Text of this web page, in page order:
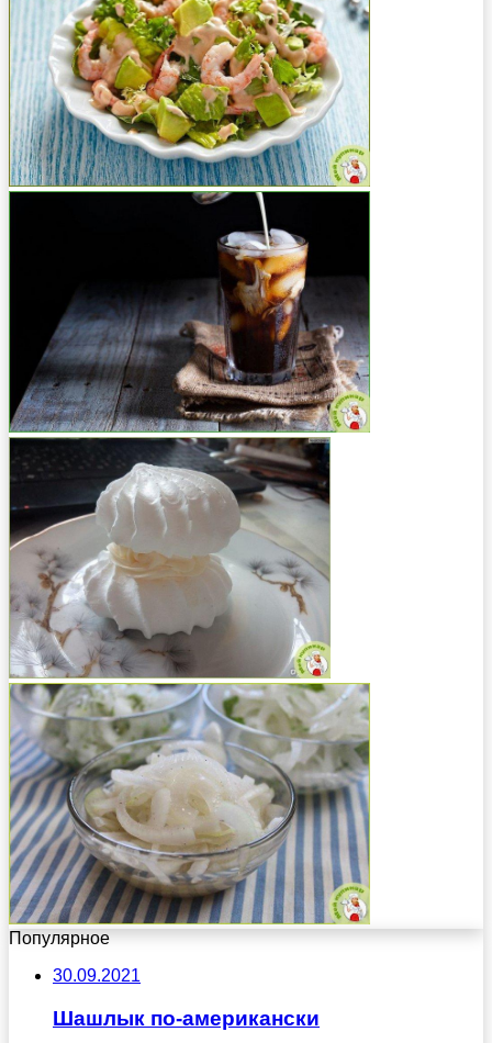
Популярное
30.09.2021
Шашлык по-американски